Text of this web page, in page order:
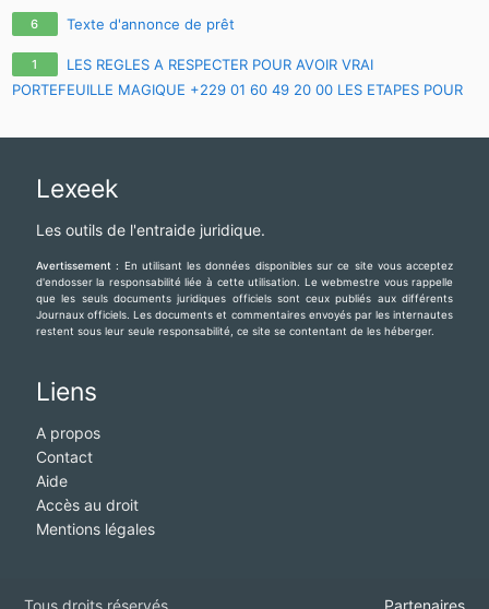
covid-19 / sars-cov-2
6 Texte d'annonce de prêt
1
LES REGLES A RESPECTER POUR AVOIR VRAI
PORTEFEUILLE MAGIQUE +229 01 60 49 20 00 LES ETAPES POUR
Lexeek
Les outils de l'entraide juridique.
Avertissement :
En utilisant les données disponibles sur ce site vous acceptez
d'endosser la responsabilité liée à cette utilisation. Le webmestre vous rappelle
que les seuls documents juridiques officiels sont ceux publiés aux différents
Journaux officiels. Les documents et commentaires envoyés par les internautes
restent sous leur seule responsabilité, ce site se contentant de les héberger.
Liens
A propos
Contact
Aide
Accès au droit
Mentions légales
Tous droits réservés Partenaires